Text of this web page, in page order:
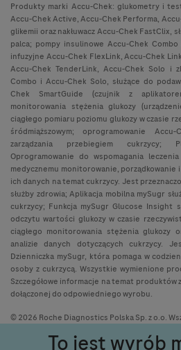
Produkty marki Accu-Chek: glukometry i
Accu-Chek Active, Accu-Chek Performa,
glikemii oraz nakłuwacz Accu-Chek FastClix,
palca; pompy insulinowe Accu-Chek
infuzyjne Accu-Chek FlexLink, Accu-Chek
Accu-Chek TenderLink, Accu-Chek Solo i
Combo i Accu-Chek Solo, służące do
Chek SmartGuide (czujnik z
monitorowania stężenia glukozy
ciągłego pomiaru poziomu glukozy w czasie
śródmiąższowym; oprogramowanie
zarządzania przebiegiem cukrzycy;
Oprogramowanie do wspomagania
medycznemu monitorowanie, porządkowanie
ich danych na temat cukrzycy. Jest
służby zdrowia; Aplikacja mobilna mySugr
cukrzycy; Funkcja mySugr Glucose Insight
odczytu wartości glukozy w czasie
ciągłego monitorowania stężenia glukozy
analizie danych dotyczących cukrzycy.
Dzienniczka mySugr, która pomaga w
osoby z cukrzycą. Wszystkie wymienione
Szczegółowe informacje na temat produktów
dołączonej do odpowiedniego wyrobu.
© 2026 Roche Diagnostics Polska Sp. z o.o.
To jest wyrób